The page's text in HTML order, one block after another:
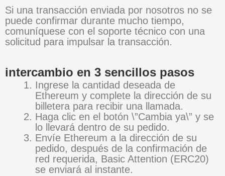
Si una transacción enviada por nosotros no se
puede confirmar durante mucho tiempo,
comuníquese con el soporte técnico con una
solicitud para impulsar la transacción.
intercambio en 3 sencillos pasos
Ingrese la cantidad deseada de
Ethereum y complete la dirección de su
billetera para recibir una llamada.
Haga clic en el botón \”Cambia ya\” y se
lo llevará dentro de su pedido.
Envíe Ethereum a la dirección de su
pedido, después de la confirmación de
red requerida, Basic Attention (ERC20)
se enviará al instante.